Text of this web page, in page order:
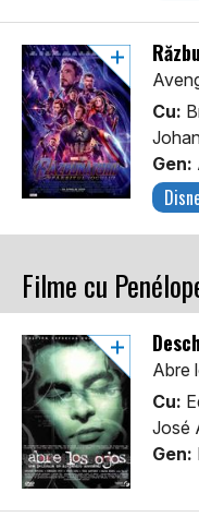
Cu:
Gen:
Filme cu
Abre
Cu:
José
Gen: